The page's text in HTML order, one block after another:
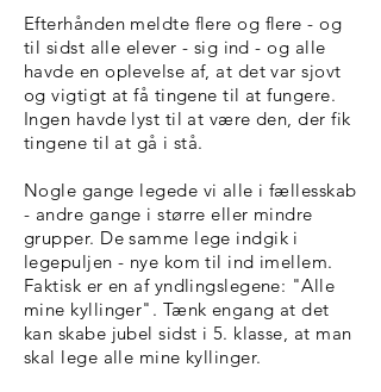
Efterhånden meldte flere og flere - og
til sidst alle elever - sig ind - og alle
havde en oplevelse af, at det var sjovt
og vigtigt at få tingene til at fungere.
Ingen havde lyst til at være den, der fik
tingene til at gå i stå.
Nogle gange legede vi alle i fællesskab
- andre gange i større eller mindre
grupper. De samme lege indgik i
legepuljen - nye kom til ind imellem.
Faktisk er en af yndlingslegene: "Alle
mine kyllinger". Tænk engang at det
kan skabe jubel sidst i 5. klasse, at man
skal lege alle mine kyllinger.